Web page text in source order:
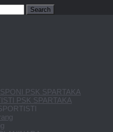
PSK SPARTAKA
PSK SPARTAKA